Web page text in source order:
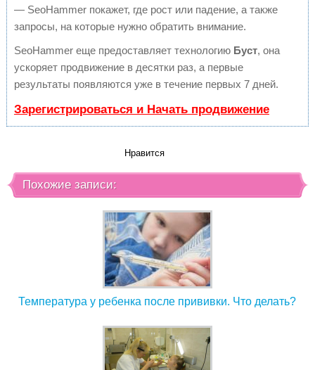
— SeoHammer покажет, где рост или падение, а также
запросы, на которые нужно обратить внимание.
SeoHammer еще предоставляет технологию Буст, она
ускоряет продвижение в десятки раз, а первые
результаты появляются уже в течение первых 7 дней.
Зарегистрироваться и Начать продвижение
Нравится
Похожие записи:
Температура у ребенка после прививки. Что делать?